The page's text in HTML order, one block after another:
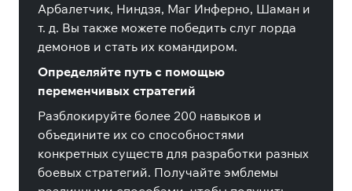
Арбалетчик, Ниндзя, Маг Инферно, Шаман и
т. д. Вы также можете победить слуг лорда
демонов и стать их командиром.
Определяйте путь с помощью
переменчивых стратегий
Разблокируйте более 200 навыков и
объедините их со способностями
конкретных существ для разработки разных
боевых стратегий. Получайте эмблемы